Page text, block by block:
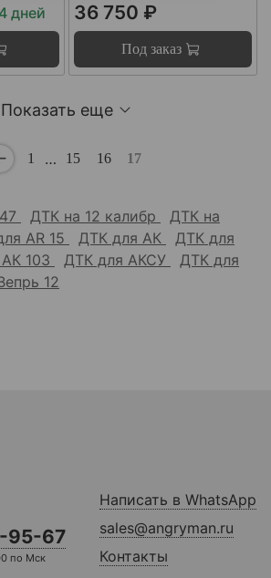
дней 36 750 ₽
Под заказ
Показать еще
1 … 15 16 17
ДТК на 12 калибр
ДТК на
AR 15 ДТК для АК
ДТК для
103 ДТК для АКСУ
ДТК для
12
95-67
по Мск
Написать в WhatsApp
sales@angryman.ru
Контакты